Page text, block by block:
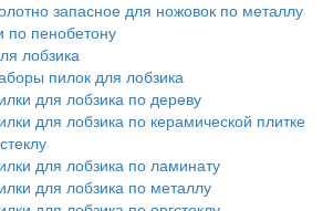
запасное для ножовок по металлу
по пенобетону
лобзика
пилок для лобзика
для лобзика по дереву
для лобзика по керамической плитке
для лобзика по ламинату
для лобзика по металлу